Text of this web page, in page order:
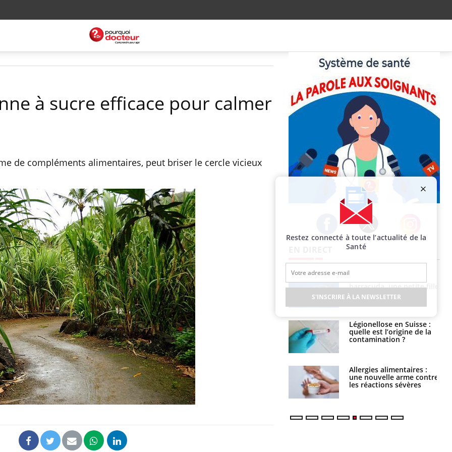
à sucre efficace pour calmer
de compléments alimentaires, peut briser le cercle vicieux
Facebook Twitter Instagram
Grossesse et chaleur : ce
que dit la science
Le smartphone nuit-il à
l'apprentissage de la
lecture ?
Mordue par une tique en
vacances, elle reste dans
le coma pendant 42 jours
barracuda, une petite fille
secourue grâce à un
réflexe essentiel
Légionellose en Suisse :
quelle est l’origine de la
contamination ?
Allergies alimentaires :
une nouvelle arme contre
les réactions sévères
sommeil des enfants en
vacances ?
Bilan prévention : ce que
les kinés pourront
bientôt faire
TDAH : quel est ce
traitement autorisé aux
États-Unis ?
Restez connecté à toute l’actualité de la
Santé
S'INSCRIRE À LA NEWSLETTER